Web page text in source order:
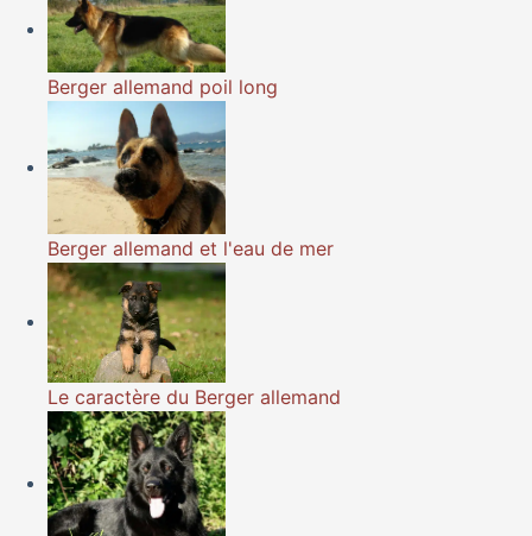
Berger allemand poil long
Berger allemand et l'eau de mer
Le caractère du Berger allemand